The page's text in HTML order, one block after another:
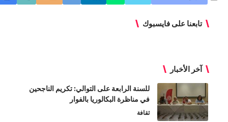
تابعنا على فايسبوك
آخر الأخبار
للسنة الرابعة على التوالي: تكريم الناجحين
في مناظرة البكالوريا بالفوار
ثقافة